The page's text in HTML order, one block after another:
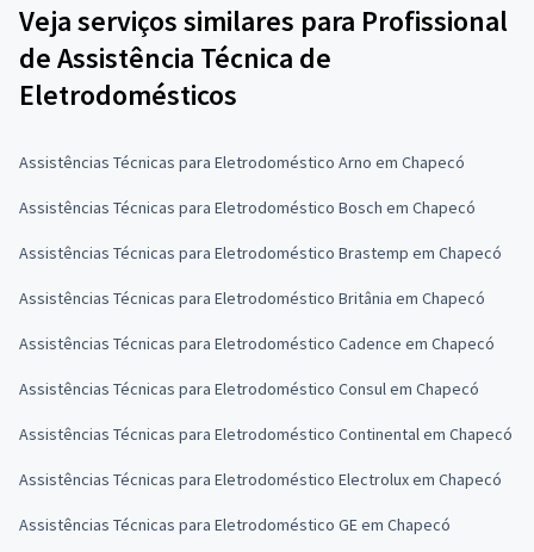
Veja serviços similares para Profissional
de Assistência Técnica de
Eletrodomésticos
Assistências Técnicas para Eletrodoméstico Arno em Chapecó
Assistências Técnicas para Eletrodoméstico Bosch em Chapecó
Assistências Técnicas para Eletrodoméstico Brastemp em Chapecó
Assistências Técnicas para Eletrodoméstico Britânia em Chapecó
Assistências Técnicas para Eletrodoméstico Cadence em Chapecó
Assistências Técnicas para Eletrodoméstico Consul em Chapecó
Assistências Técnicas para Eletrodoméstico Continental em Chapecó
Assistências Técnicas para Eletrodoméstico Electrolux em Chapecó
Assistências Técnicas para Eletrodoméstico GE em Chapecó